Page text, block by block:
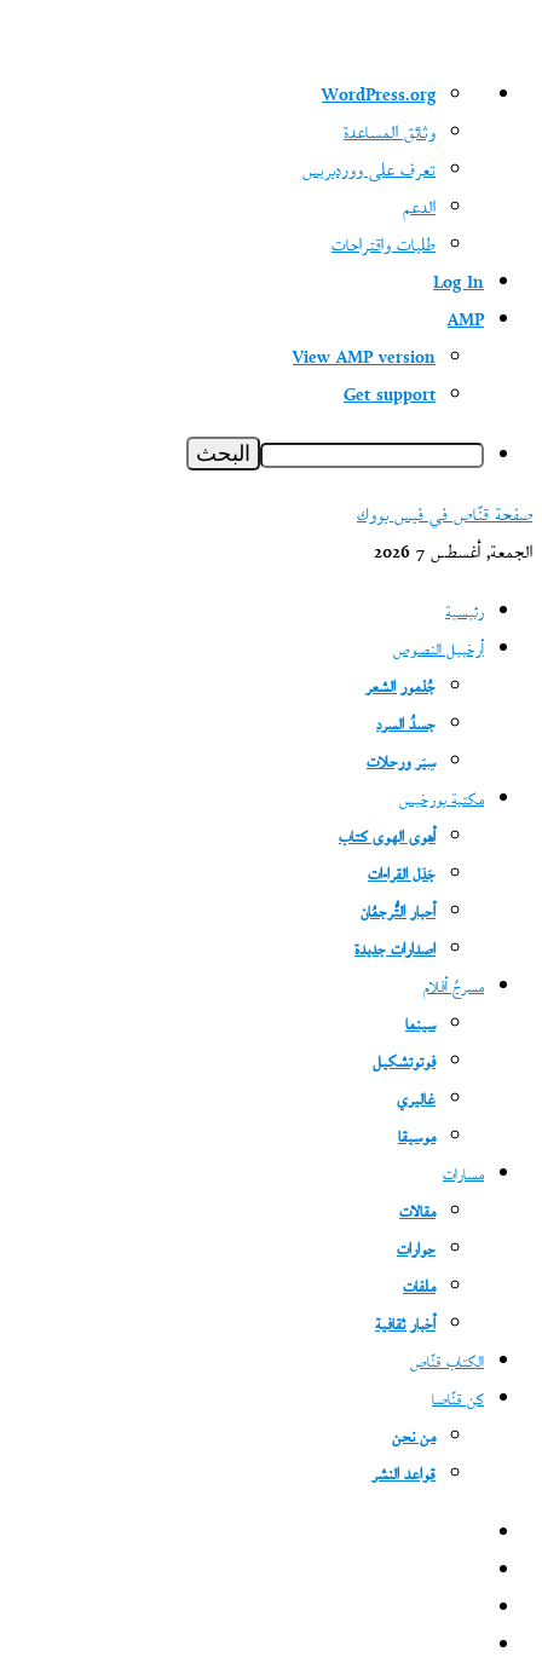
ووردبريس
WordPress.org
وثائق المساعدة
تعرف على ووردبريس
الدعم
طلبات واقتراحات
Log In
AMP
View AMP version
Get support
البحث
صفحة قنّاص في فيس بووك
الجمعة, أغسطس 7 2026
رئيسية
أرخبيل النصوص
جُذمور الشعر
جسدُ السرد
سِيَر ورحلات
مكتبة بورخيس
أهوى الهوى كتاب
جَدَل القراءات
أحبار التُّرجمُان
اصدارات جديدة
مسرحُ أفلام
سينما
فوتوتشكيل
غاليري
موسيقا
مسارات
مقالات
حوارات
ملفات
أخبار ثقافية
الكتاب قنّاص
كن قنّاصا
من نحن
قواعد النشر